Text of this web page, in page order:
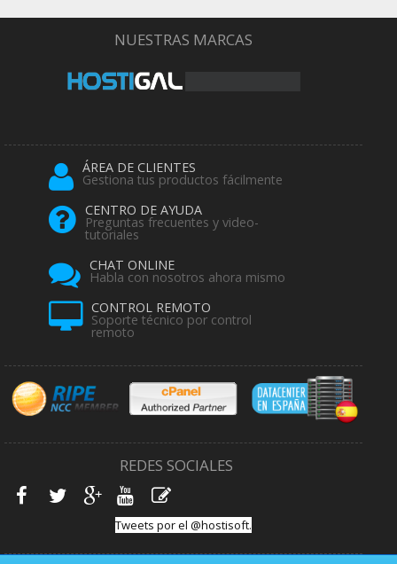
NUESTRAS MARCAS
ÁREA DE CLIENTES
Gestiona tus productos fácilmente
CENTRO DE AYUDA
Preguntas frecuentes y video-
tutoriales
CHAT ONLINE
Habla con nosotros ahora mismo
CONTROL REMOTO
Soporte técnico por control
remoto
REDES SOCIALES
Tweets por el @hostisoft.